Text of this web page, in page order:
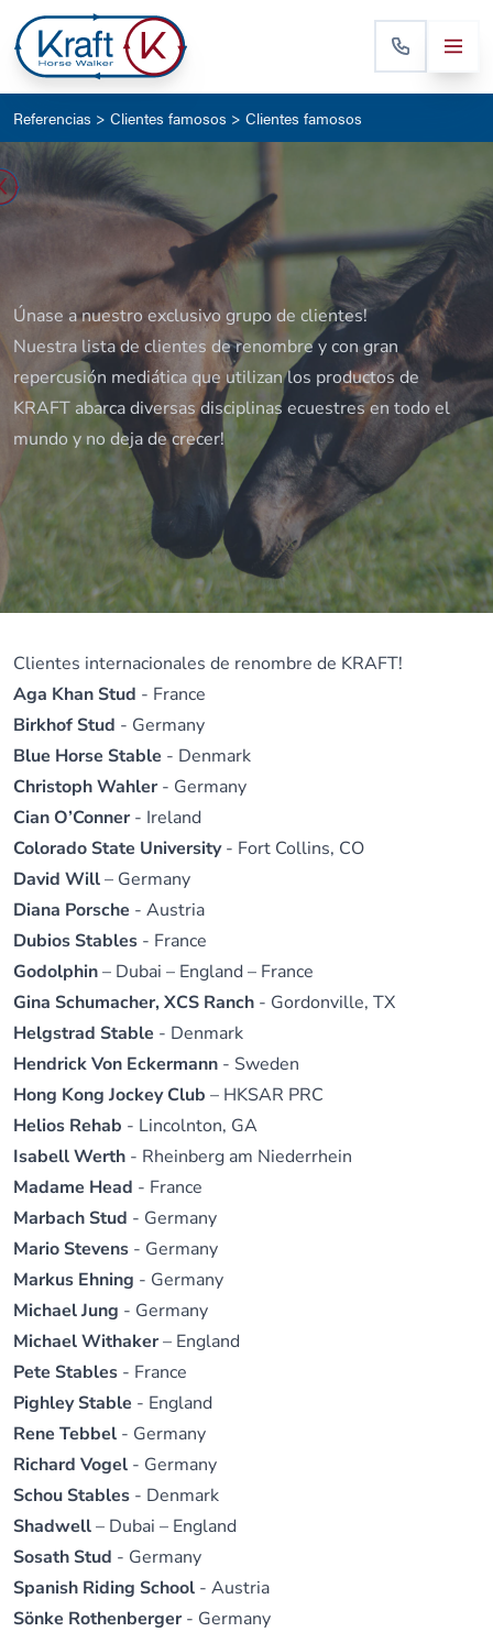
Referencias > Clientes famosos > Clientes famosos
Únase a nuestro exclusivo grupo de clientes!
Nuestra lista de clientes de renombre y con gran
repercusión mediática que utilizan los productos de
KRAFT abarca diversas disciplinas ecuestres en todo el
mundo y no deja de crecer!
Clientes internacionales de renombre de KRAFT!
Aga Khan Stud - France
Birkhof Stud - Germany
Blue Horse Stable - Denmark
Christoph Wahler - Germany
Cian O’Conner - Ireland
Colorado State University- Fort Collins, CO
David Will– Germany
Diana Porsche - Austria
Dubios Stables - France
Godolphin– Dubai – England – France
Gina Schumacher, XCS Ranch - Gordonville, TX
Helgstrad Stable - Denmark
Hendrick Von Eckermann - Sweden
Hong Kong Jockey Club – HKSAR PRC
Helios Rehab - Lincolnton, GA
Isabell Werth - Rheinberg am Niederrhein
Madame Head - France
Marbach Stud - Germany
Mario Stevens - Germany
Markus Ehning - Germany
Michael Jung - Germany
Michael Withaker– England
Pete Stables - France
Pighley Stable - England
Rene Tebbel - Germany
Richard Vogel - Germany
Schou Stables - Denmark
Shadwell– Dubai – England
Sosath Stud - Germany
Spanish Riding School - Austria
Sönke Rothenberger - Germany